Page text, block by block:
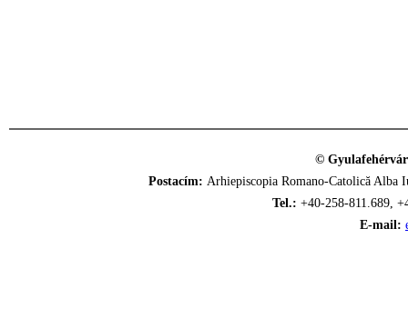
©
Postacím: Arhiepiscopia Romano-Catolică
Tel.: +40-258-811.689,
E-mail: